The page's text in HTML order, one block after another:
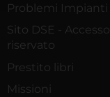
Problemi Impianti
Sito DSE - Accesso
riservato
Prestito libri
Missioni